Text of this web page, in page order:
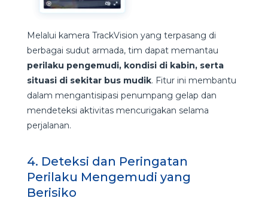
Melalui kamera TrackVision yang terpasang di
berbagai sudut armada, tim dapat memantau
perilaku pengemudi, kondisi di kabin, serta
situasi di sekitar bus mudik. Fitur ini membantu
dalam mengantisipasi penumpang gelap dan
mendeteksi aktivitas mencurigakan selama
perjalanan.
4. Deteksi dan Peringatan
Perilaku Mengemudi yang
Berisiko